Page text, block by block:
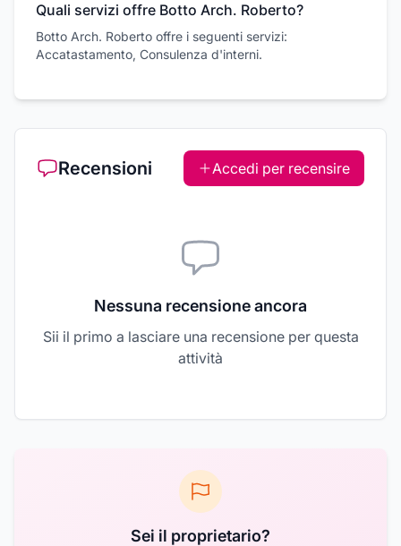
Quali servizi offre Botto Arch. Roberto?
Botto Arch. Roberto offre i seguenti servizi:
Accatastamento, Consulenza d'interni.
Recensioni Accedi per recensire
Nessuna recensione ancora
Sii il primo a lasciare una recensione per questa
attività
Sei il proprietario?